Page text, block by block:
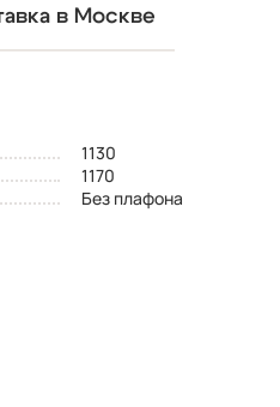
в Москве
1130
1170
Без плафона